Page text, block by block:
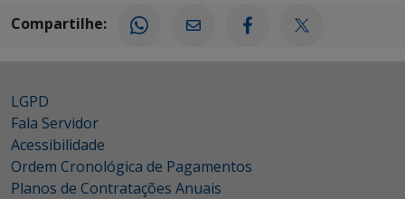
Compartilhe:
LGPD
Fala Servidor
Acessibilidade
Ordem Cronológica de Pagamentos
Planos de Contratações Anuais